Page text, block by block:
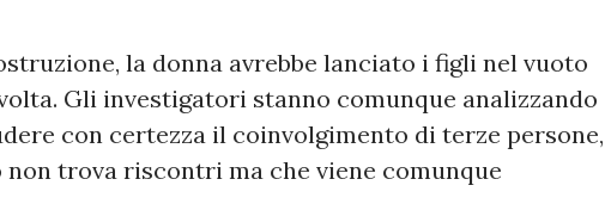
la donna avrebbe lanciato i figli nel vuoto
Gli investigatori stanno comunque analizzando
con certezza il coinvolgimento di terze persone,
trova riscontri ma che viene comunque